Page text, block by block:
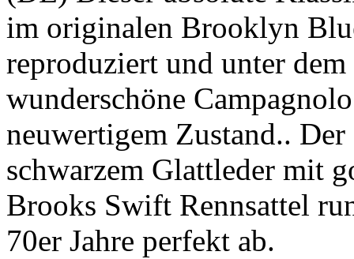
im originalen Brooklyn
reproduziert und unter
wunderschöne
neuwertigem Zustand..
schwarzem Glattleder mit
Brooks Swift Rennsattel
70er Jahre perfekt ab.